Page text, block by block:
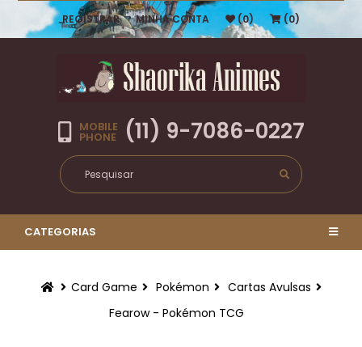
REGISTRAR MINHA CONTA (0) (0)
MOBILE
PHONE (11) 9-7086-0227
CATEGORIAS
Card Game Pokémon
Cartas Avulsas
Fearow - Pokémon TCG